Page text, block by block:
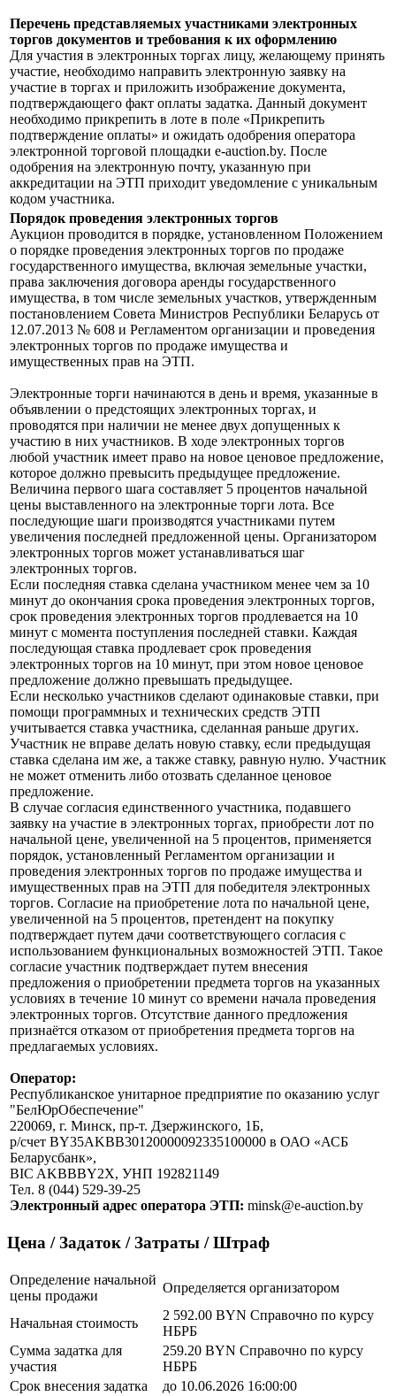
Перечень представляемых участниками электронных
торгов документов и требования к их оформлению
Для участия в электронных торгах лицу, желающему принять
участие, необходимо направить электронную заявку на
участие в торгах и приложить изображение документа,
подтверждающего факт оплаты задатка. Данный документ
необходимо прикрепить в лоте в поле «Прикрепить
подтверждение оплаты» и ожидать одобрения оператора
электронной торговой площадки e-auction.by. После
одобрения на электронную почту, указанную при
аккредитации на ЭТП приходит уведомление с уникальным
кодом участника.
Порядок проведения электронных торгов
Аукцион проводится в порядке, установленном Положением
о порядке проведения электронных торгов по продаже
государственного имущества, включая земельные участки,
права заключения договора аренды государственного
имущества, в том числе земельных участков, утвержденным
постановлением Совета Министров Республики Беларусь от
12.07.2013 № 608 и Регламентом организации и проведения
электронных торгов по продаже имущества и
имущественных прав на ЭТП.
Электронные торги начинаются в день и время, указанные в
объявлении о предстоящих электронных торгах, и
проводятся при наличии не менее двух допущенных к
участию в них участников. В ходе электронных торгов
любой участник имеет право на новое ценовое предложение,
которое должно превысить предыдущее предложение.
Величина первого шага составляет 5 процентов начальной
цены выставленного на электронные торги лота. Все
последующие шаги производятся участниками путем
увеличения последней предложенной цены. Организатором
электронных торгов может устанавливаться шаг
электронных торгов.
Если последняя ставка сделана участником менее чем за 10
минут до окончания срока проведения электронных торгов,
срок проведения электронных торгов продлевается на 10
минут с момента поступления последней ставки. Каждая
последующая ставка продлевает срок проведения
электронных торгов на 10 минут, при этом новое ценовое
предложение должно превышать предыдущее.
Если несколько участников сделают одинаковые ставки, при
помощи программных и технических средств ЭТП
учитывается ставка участника, сделанная раньше других.
Участник не вправе делать новую ставку, если предыдущая
ставка сделана им же, а также ставку, равную нулю. Участник
не может отменить либо отозвать сделанное ценовое
предложение.
В случае согласия единственного участника, подавшего
заявку на участие в электронных торгах, приобрести лот по
начальной цене, увеличенной на 5 процентов, применяется
порядок, установленный Регламентом организации и
проведения электронных торгов по продаже имущества и
имущественных прав на ЭТП для победителя электронных
торгов. Согласие на приобретение лота по начальной цене,
увеличенной на 5 процентов, претендент на покупку
подтверждает путем дачи соответствующего согласия с
использованием функциональных возможностей ЭТП. Такое
согласие участник подтверждает путем внесения
предложения о приобретении предмета торгов на указанных
условиях в течение 10 минут со времени начала проведения
электронных торгов. Отсутствие данного предложения
признаётся отказом от приобретения предмета торгов на
предлагаемых условиях.
Оператор:
Республиканское унитарное предприятие по оказанию услуг
"БелЮрОбеспечение"
220069, г. Минск, пр-т. Дзержинского, 1Б,
р/счет BY35AKBB30120000092335100000 в ОАО «АСБ
Беларусбанк»,
BIC AKBBBY2X, УНП 192821149
Тел. 8 (044) 529-39-25
Электронный адрес оператора ЭТП: minsk@e-auction.by
Цена / Задаток / Затраты / Штраф
Определение начальной
цены продажи
Определяется организатором
Начальная стоимость
2 592.00 BYN Справочно по курсу
НБРБ
Сумма задатка для
участия
259.20 BYN Справочно по курсу
НБРБ
Срок внесения задатка
до 10.06.2026 16:00:00